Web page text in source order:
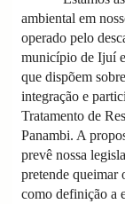
ambiental em
operado pelo
município de Ijuí
que dispõem
integração e
Tratamento de
Panambi. A
prevê nossa
pretende queimar
como definição a